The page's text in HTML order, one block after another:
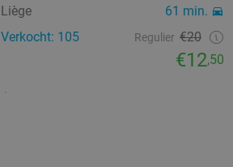
Liège
61 min.
Verkocht: 105
Regulier €20
€12,50